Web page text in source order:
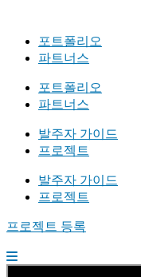
포트폴리오
파트너스
포트폴리오
파트너스
발주자 가이드
프로젝트
발주자 가이드
프로젝트
프로젝트 등록